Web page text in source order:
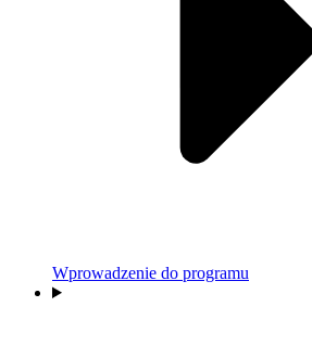
Wprowadzenie do programu